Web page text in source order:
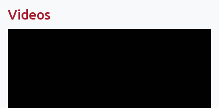
Videos